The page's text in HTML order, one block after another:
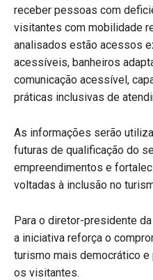
receber pessoas com
visitantes com mobilidade
analisados estão acessos
acessíveis, banheiros
comunicação acessível,
práticas inclusivas de
As informações serão
futuras de qualificação do
empreendimentos e
voltadas à inclusão no
Para o diretor-presidente
a iniciativa reforça o
turismo mais democrático
os visitantes.